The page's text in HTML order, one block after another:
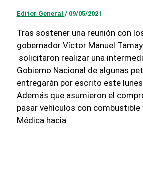
Editor General / 09/05/2021
Tras sostener una reunión con
gobernador Víctor Manuel
solicitaron realizar una
Gobierno Nacional de algunas
entregarán por escrito este
Además que asumieron el
pasar vehículos con combustible
Médica hacia